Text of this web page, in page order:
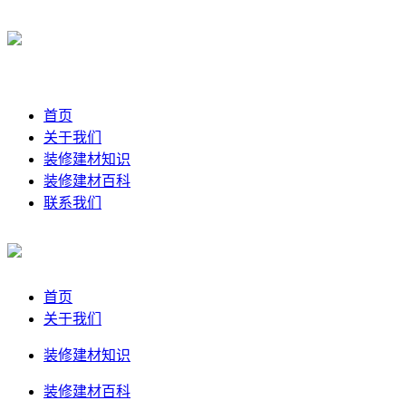
首页
关于我们
装修建材知识
装修建材百科
联系我们
首页
关于我们
装修建材知识
装修建材百科